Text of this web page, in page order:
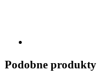
Podobne produkty